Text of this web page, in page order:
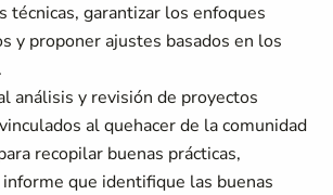
técnicas, garantizar los enfoques
y proponer ajustes basados en los
análisis y revisión de proyectos
al quehacer de la comunidad
recopilar buenas prácticas,
que identifique las buenas